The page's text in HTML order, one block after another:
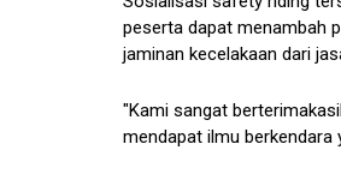
peserta dapat menambah
jaminan kecelakaan dari
"Kami sangat
mendapat ilmu berkendara